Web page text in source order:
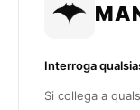
Interroga
Si collega a